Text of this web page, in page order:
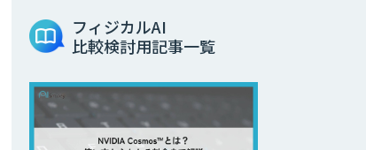
フィジカルAI
比較検討用記事一覧